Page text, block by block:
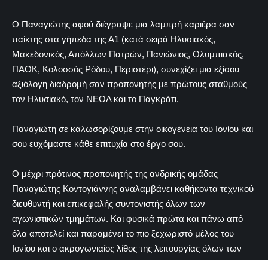
Ο Παναγιώτης αφού διέγραψε μια λαμπρή καριέρα σαν
παίκτης στα γήπεδα της Α1 (κατά σειρά Ηλυσιακός,
Μακεδονικός, Απόλλων Πατρών, Πανιώνιος, Ολυμπιακός,
ΠΑΟΚ, Κολοσσός Ρόδου, Περιστέρι), συνεχίζει μια εξίσου
αξιόλογη διαδρομή σαν προπονητής με πρώτους σταθμούς
τον Ηλυσιακό, τον ΝΕΟΛ και το Παγκράτι.
Παναγιώτη σε καλωσορίζουμε στην οικογένεια του Ιονίου και
σου ευχόμαστε κάθε επιτυχία στο έργο σου.
Ο μέχρι πρότινος προπονητής της ανδρικής ομάδας
Παναγιώτης Κοντογιάννης αναλαμβάνει καθήκοντα τεχνικού
διευθυντή και επικεφαλής συντονιστής όλων των
αγωνιστικών τμημάτων. Και φυσικά πρώτα και πάνω από
όλα αποτελεί και παραμένει το πιο ξεχωριστό μέλος του
Ιονίου και ο ακρογωνιαίος λίθος της λειτουργίας όλων των